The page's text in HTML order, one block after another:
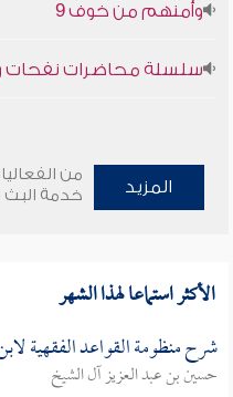
وأمنهم من خوف 9
سلسلة محاضرات نفحات
المزيد
من
خدمة البث
الأكثر استماعا لهذا الشهر
شرح منظومة القواعد الفقهية
حسين بن عبد العزيز آل الشيخ